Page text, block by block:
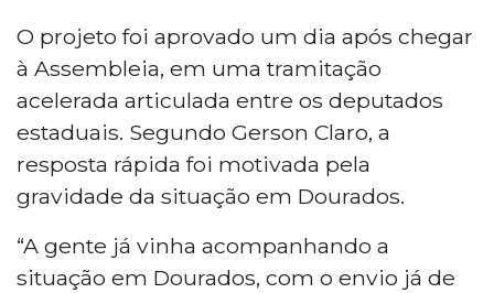
O projeto foi aprovado um dia após chegar
à Assembleia, em uma tramitação
acelerada articulada entre os deputados
estaduais. Segundo Gerson Claro, a
resposta rápida foi motivada pela
gravidade da situação em Dourados.
“A gente já vinha acompanhando a
situação em Dourados, com o envio já de